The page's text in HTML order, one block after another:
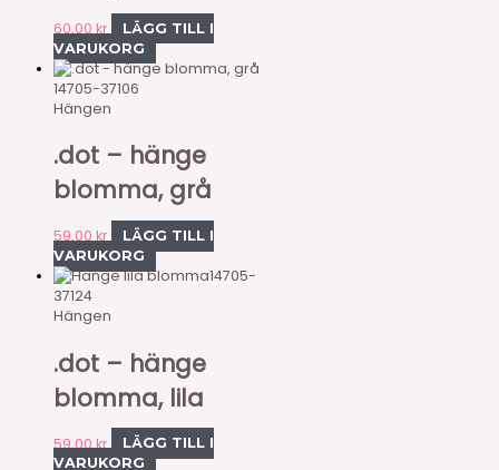
60,00 kr
LÄGG TILL I
VARUKORG
14705-37106
Hängen
.dot – hänge
blomma, grå
59,00 kr
LÄGG TILL I
VARUKORG
14705-
37124
Hängen
.dot – hänge
blomma, lila
59,00kr
LÄGG TILL I
VARUKORG